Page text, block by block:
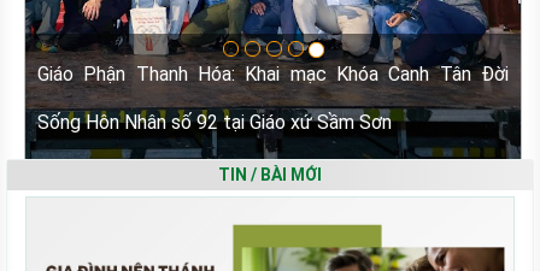
Giáo Phận Thanh Hóa: Khai mạc Khóa Canh Tân Đời
Sống Hôn Nhân số 92 tại Giáo xứ Sầm Sơn
TIN / BÀI MỚI